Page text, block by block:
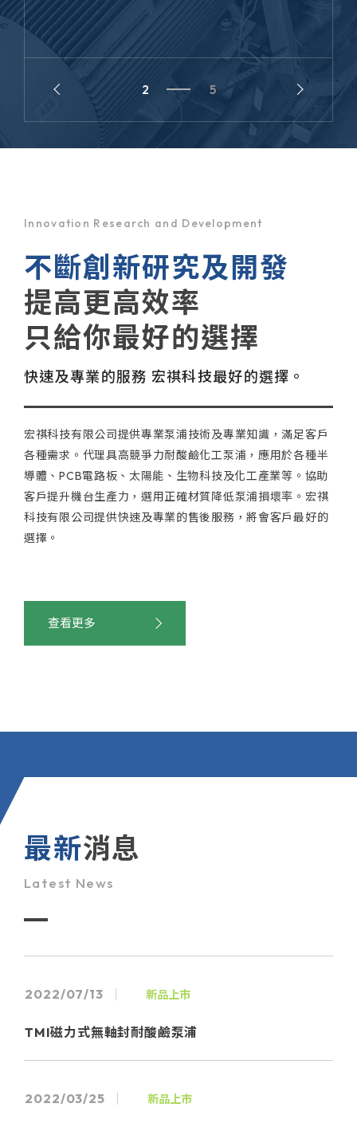
2 5
Innovation Research and Development
不斷創新研究及開發
提高更高效率
只給你最好的選擇
快速及專業的服務 宏祺科技最好的選擇。
宏祺科技有限公司提供專業泵浦技術及專業知識，滿足客戶
各種需求。代理具高競爭力耐酸鹼化工泵浦，應用於各種半
導體、PCB電路板、太陽能、生物科技及化工產業等。協助
客戶提升機台生產力，選用正確材質降低泵浦損壞率。宏祺
科技有限公司提供快速及專業的售後服務，將會客戶最好的
選擇。
查看更多
最新消息
Latest News
2022/01/07
2022/07/13 新品上市
TMI磁力式無軸封耐酸鹼泵浦
2022/03/25 新品上市